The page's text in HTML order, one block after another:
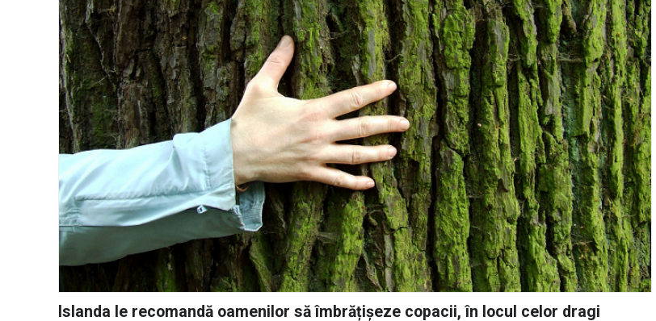
Islanda le recomandă oamenilor să îmbrățișeze copacii, în locul celor dragi